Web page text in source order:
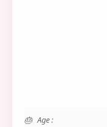
Age :